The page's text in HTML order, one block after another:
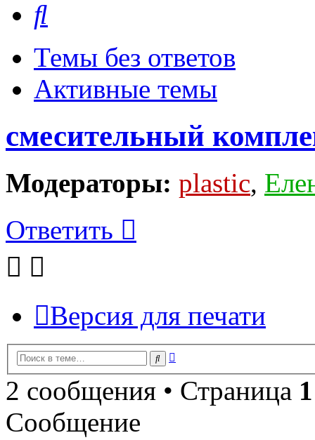
Темы без ответов
Активные темы
смесительный
Модераторы: plastic,
Ответить
Версия для печати
Поиск
2 сообщения • Страница 1
Сообщение